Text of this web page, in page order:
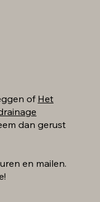
of Het
dan gerust
en mailen.